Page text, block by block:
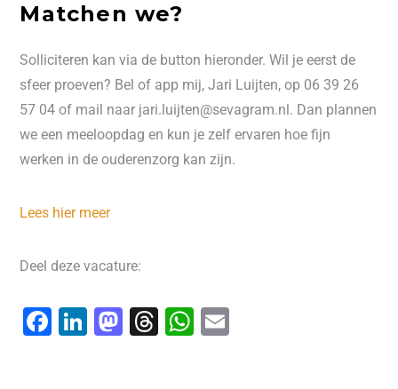
Matchen we?
Solliciteren kan via de button hieronder. Wil je eerst de
sfeer proeven? Bel of app mij, Jari Luijten, op 06 39 26
57 04 of mail naar jari.luijten@sevagram.nl. Dan plannen
we een meeloopdag en kun je zelf ervaren hoe fijn
werken in de ouderenzorg kan zijn.
Lees hier meer
Deel deze vacature:
F
Li M T
W